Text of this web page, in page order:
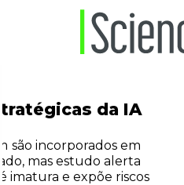
da IA
são incorporados em
mas estudo alerta
imatura e expõe riscos